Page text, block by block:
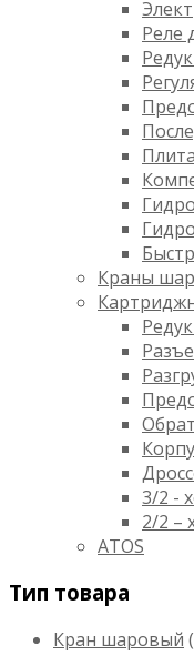
Реле
Краны
3/2 -
2/2 –
ATOS
Тип товара
Кран шаровый